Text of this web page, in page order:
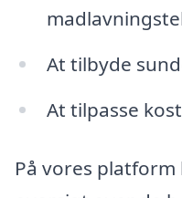
At tilbyde
At tilpasse
På vores